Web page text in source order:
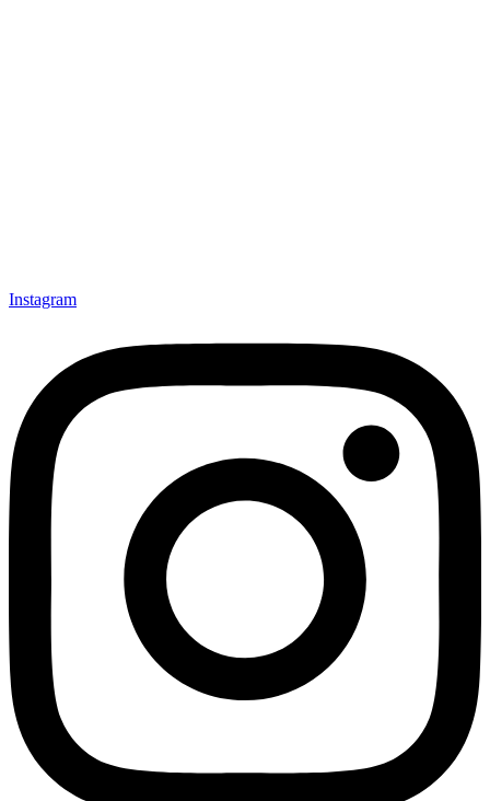
Instagram